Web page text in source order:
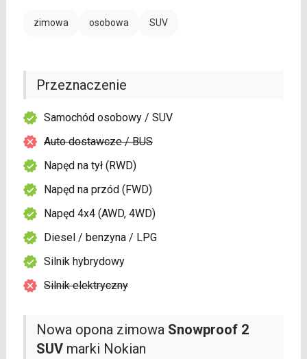
zimowa osobowa SUV
Nowa opona zimowa Snowproof 2
SUVmarki Nokian
Przeznaczenie
Samochód osobowy / SUV
Auto dostawcze / BUS
Napęd na tył (RWD)
Napęd na przód (FWD)
Napęd 4x4 (AWD, 4WD)
Diesel / benzyna / LPG
Silnik hybrydowy
Silnik elektryczny